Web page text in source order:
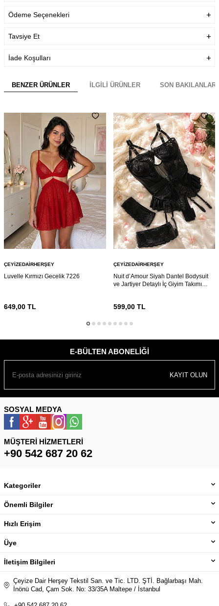
Garanti Bilgisi
Ödeme Seçenekleri
Tavsiye Et
İade Koşulları
BENZER ÜRÜNLER İLGILI ÜRÜNLER SON BAKILANLAR
ÇEYIZEDAIRHERŞEY
Luvelle Kırmızı Gecelik 7226
649,00 TL
ÇEYIZEDAIRHERŞEY
Nuit d’Amour Siyah Dantel Bodysuit
ve Jartiyer Detaylı İç Giyim Takımı
599,00TL
E-BÜLTEN ABONELIĞI
KAYIT OLUN
SOSYAL MEDYA
MÜŞTERI HIZMETLERI
+90 542 687 20 62
Kategoriler
Önemli Bilgiler
Hızlı Erişim
Üye
İletişim Bilgileri
Çeyize Dair Herşey Tekstil San. ve Tic. LTD. ŞTİ. Bağlarbaşı Mah.
İnönü Cad, Çam Sok. No: 33/35A Maltepe / İstanbul